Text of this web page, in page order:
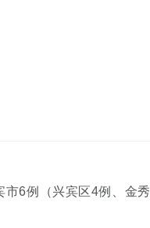
6例（兴宾区4例、金